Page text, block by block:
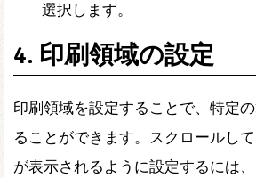
選択します。
4. 印刷領域の設定
印刷領域を設定することで、特定
ることができます。スクロールし
が表示されるように設定するには、